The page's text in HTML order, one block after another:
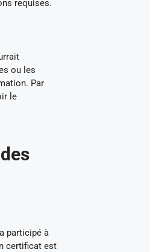
requises.
ou les
Par
le
participé à
certificat est